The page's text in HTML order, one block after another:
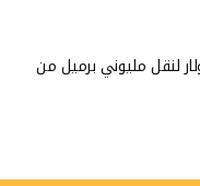
مليون دولار لنقل مليوني برميل من